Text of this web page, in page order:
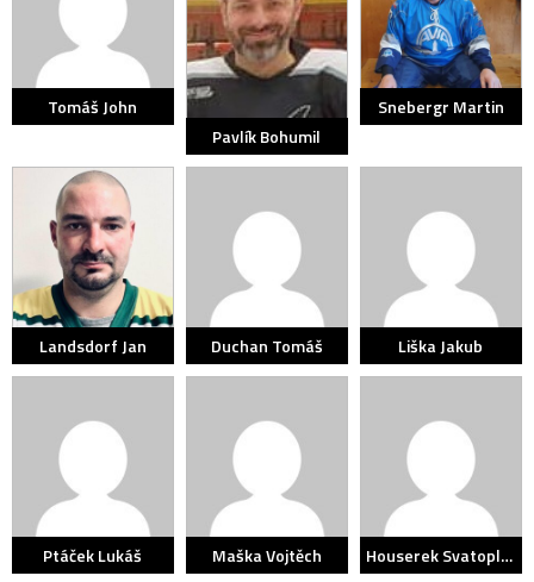
Tomáš John
Pavlík Bohumil
Snebergr Martin
Landsdorf Jan Duchan Tomáš Liška Jakub
Ptáček Lukáš Maška Vojtěch Houserek Svatopluk